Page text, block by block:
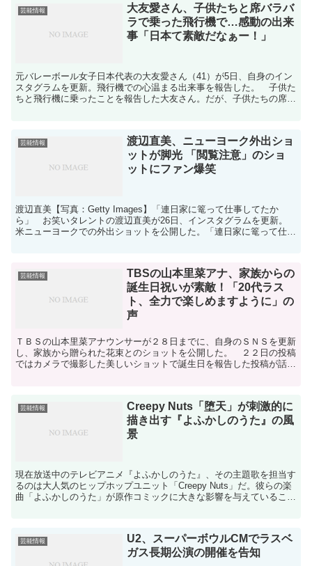
芸能情報
大友愛さん、子供たちと席バラバ
ラで乗った飛行機で…感動の出来
事「日本て素敵だなぁー！」
元バレーボール女子日本代表の大友愛さん（41）が5日、自身のイン
スタグラムを更新。飛行機での心温まる出来事を報告した。 子供た
ちと飛行機に乗ったことを報告した大友さん。だが、子供たちの席は
芸能情報
渡辺直美、ニューヨーク外出ショ
ットが脚光 「閲覧注意」のショ
ットにファン爆笑
渡辺直美【写真：Getty Images】「連日家に篭って仕事してたか
ら」 お笑いタレントの渡辺直美が26日、インスタグラムを更新。
米ニューヨークでの外出ショットを公開した。「連日家に篭って仕事
芸能情報
TBSの山本里菜アナ、家族からの
誕生日祝いが素敵！「20代ラス
ト、全力で楽しめますように」の
声
ＴＢＳの山本里菜アナウンサーが２８日までに、自身のＳＮＳを更新
し、家族から贈られた花束とのショットを公開した。 ２２日の投稿
ではカメラで撮影した美しいショットで誕生日を報告した投稿が話題
芸能情報
Creepy Nuts「堕天」が刺激的に
描き出す『よふかしのうた』の風
景
現在放送中のテレビアニメ『よふかしのうた』、その主題歌を担当す
るのは大人気のヒップホップユニット「Creepy Nuts」だ。彼らの楽
曲「よふかしのうた」が原作コミックに大きな影響を与えていること
芸能情報
U2、スーパーボウルCMでラスベ
ガス長期公演の開催を告知